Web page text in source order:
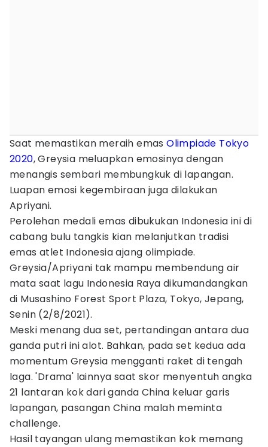
Saat memastikan meraih emasOlimpiade Tokyo
2020, Greysia meluapkan emosinya dengan
menangis sembari membungkuk di lapangan.
Luapan emosi kegembiraan juga dilakukan
Apriyani.
Perolehan medali emas dibukukan Indonesia ini di
cabang bulu tangkis kian melanjutkan tradisi
emas atlet Indonesia ajang olimpiade.
Greysia/Apriyani tak mampu membendung air
mata saat lagu Indonesia Raya dikumandangkan
di Musashino Forest Sport Plaza, Tokyo, Jepang,
Senin (2/8/2021).
Meski menang dua set, pertandingan antara dua
ganda putri ini alot. Bahkan, pada set kedua ada
momentum Greysia mengganti raket di tengah
laga. 'Drama' lainnya saat skor menyentuh angka
21 lantaran kok dari ganda China keluar garis
lapangan, pasangan China malah meminta
challenge.
Hasil tayangan ulang memastikan kok memang